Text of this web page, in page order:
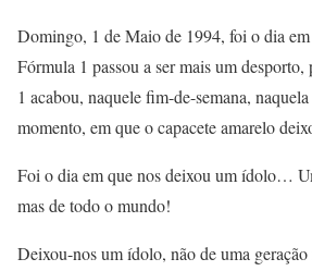
Domingo, 1 de Maio de 1994, foi o dia em
Fórmula 1 passou a ser mais um
1 acabou, naquele fim-de-semana,
momento, em que o capacete amarelo
Foi o dia em que nos deixou um ídolo…
mas de todo o mundo!
Deixou-nos um ídolo, não de uma